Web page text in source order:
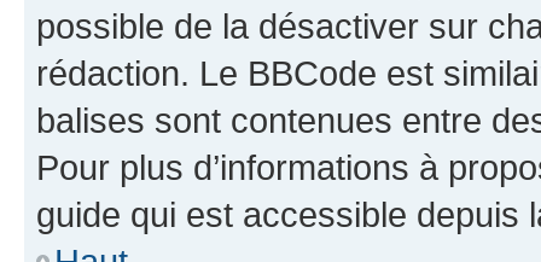
possible de la désactiver sur
rédaction. Le BBCode est
balises sont contenues entre
Pour plus d’informations à
guide qui est accessible depuis